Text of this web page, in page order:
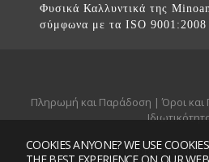
COOKIES ANYONE? WE USE
Φυσικά Καλλυντικά της
σύμφωνα με τα ISO 9001:2008
Πληρωμή και Παράδοση |Όροι και
Mobile version: